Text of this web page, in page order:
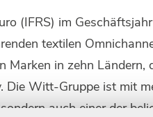
(IFRS) im
textilen
Marken in zehn Ländern,
Die Witt-Gruppe ist mit
auch einer der